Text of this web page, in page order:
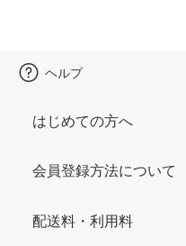
ヘルプ
はじめての方へ
会員登録方法について
配送料・利用料